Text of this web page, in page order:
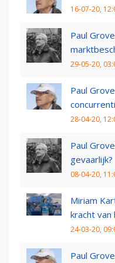
16-07-20,
Paul
29-05-20,
Paul
28-04-20,
Paul
gevaarlijk?
08-04-20,
Miriam
kracht
24-03-20,
Paul